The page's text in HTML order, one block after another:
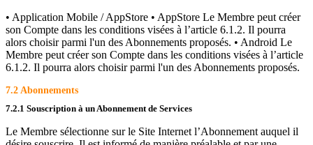
• Application Mobile / AppStore • AppStore Le Membre peut créer
son Compte dans les conditions visées à l’article 6.1.2. Il pourra
alors choisir parmi l'un des Abonnements proposés. • Android Le
Membre peut créer son Compte dans les conditions visées à l’article
6.1.2. Il pourra alors choisir parmi l'un des Abonnements proposés.
7.2 Abonnements
7.2.1 Souscription à un Abonnement de Services
Le Membre sélectionne sur le Site Internet l’Abonnement auquel il